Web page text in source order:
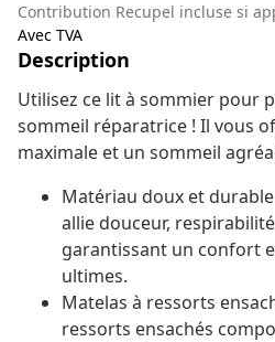
Contribution Recupel incluse si
Avec TVA
Description
Utilisez ce lit à sommier pour
sommeil réparatrice ! Il vous
maximale et un sommeil
Matériau doux et
allie douceur,
garantissant un confort
ultimes.
Matelas à ressorts
ressorts ensachés